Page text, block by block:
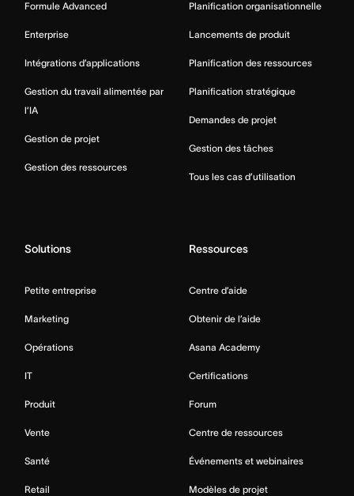
Formule Advanced
Enterprise
Intégrations d’applications
Gestion du travail alimentée par
l’IA
Gestion de projet
Gestion des ressources
Planification organisationnelle
Lancements de produit
Planification des ressources
Planification stratégique
Demandes de projet
Gestion des tâches
Tous les cas d’utilisation
Solutions
Petite entreprise
Marketing
Opérations
IT
Produit
Vente
Santé
Retail
Ressources
Centre d’aide
Obtenir de l’aide
Asana Academy
Certifications
Forum
Centre de ressources
Événements et webinaires
Modèles de projet